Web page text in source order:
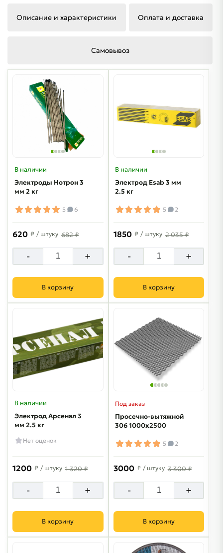
Описание и характеристики Оплата и доставка
Самовывоз
В наличии
Электроды Нотрон 3
мм 2 кг
5 6
620 ₽ / штуку 682 ₽
- +
В корзину
В наличии
Электрод Esab 3 мм
2.5 кг
5 2
1850 ₽ / штуку 2 035 ₽
- +
В корзину
В наличии
Электрод Арсенал 3
мм 2.5 кг
Нет оценок
1200 ₽ / штуку 1 320 ₽
- +
В корзину
Под заказ
Просечно-вытяжной
306 1000х2500
5 2
3000 ₽ / штуку 3 300 ₽
- +
В корзину